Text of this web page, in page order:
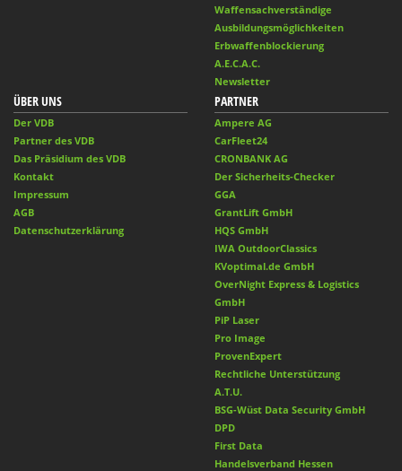
Waffensachverständige
Ausbildungsmöglichkeiten
Erbwaffenblockierung
A.E.C.A.C.
Newsletter
ÜBER UNS
Der VDB
Partner des VDB
Das Präsidium des VDB
Kontakt
Impressum
AGB
Datenschutzerklärung
PARTNER
Ampere AG
CarFleet24
CRONBANK AG
Der Sicherheits-Checker
GGA
GrantLift GmbH
HQS GmbH
IWA OutdoorClassics
KVoptimal.de GmbH
OverNight Express & Logistics
GmbH
PiP Laser
Pro Image
ProvenExpert
Rechtliche Unterstützung
A.T.U.
BSG-Wüst Data Security GmbH
DPD
First Data
Handelsverband Hessen